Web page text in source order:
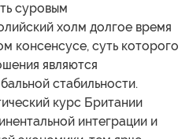
суровым
холм долгое время
консенсусе, суть которого
являются
стабильности.
курс Британии
интеграции и